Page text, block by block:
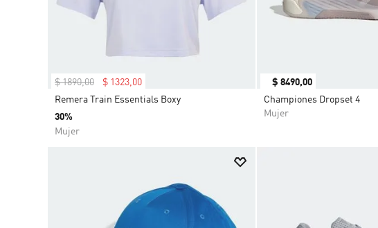
$ 1890,00 $ 1323,00
Remera Train Essentials Boxy
30%
Mujer
$ 8490,00
Championes Dropset 4
Mujer